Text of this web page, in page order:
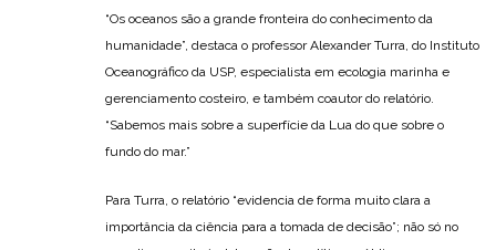
“Os oceanos são a grande fronteira do conhecimento da
humanidade”, destaca o professor Alexander Turra, do Instituto
Oceanográfico da USP, especialista em ecologia marinha e
gerenciamento costeiro, e também coautor do relatório.
“Sabemos mais sobre a superfície da Lua do que sobre o
fundo do mar.”
Para Turra, o relatório “evidencia de forma muito clara a
importância da ciência para a tomada de decisão”; não só no